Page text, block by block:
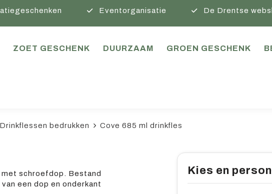
Eventorganisatie De Drentse
ZOET GESCHENK DUURZAAM GROEN GESCHENK
Drinkflessen bedrukken Cove 685 ml drinkfles
met schroefdop. Bestand
een dop en onderkant
Kies en